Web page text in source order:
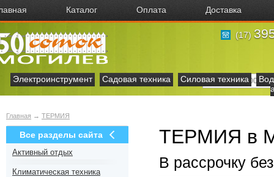
Каталог Оплата Доставка
(17)
Электроинструмент Садовая техника Силовая техника
Главная → ТЕРМИЯ
Все разделы сайта
Активный отдых
Климатическая техника
ТЕРМИЯ в
В рассрочку